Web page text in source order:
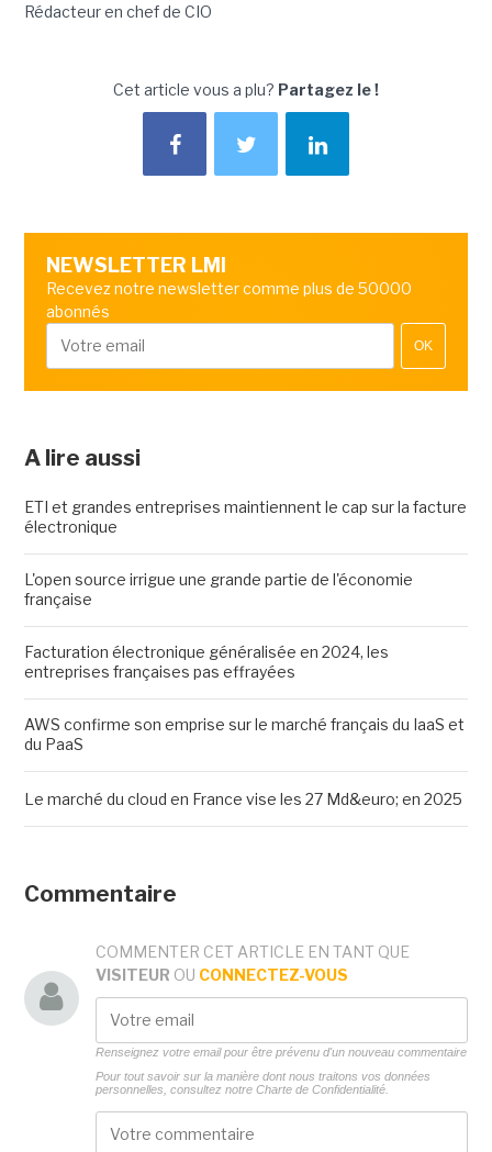
Rédacteur en chef de CIO
Cet article vous a plu? Partagez le !
NEWSLETTER LMI
Recevez notre newsletter comme plus de 50000
abonnés
OK
A lire aussi
ETI et grandes entreprises maintiennent le cap sur la facture
électronique
L'open source irrigue une grande partie de l'économie
française
Facturation électronique généralisée en 2024, les
entreprises françaises pas effrayées
AWS confirme son emprise sur le marché français du IaaS et
du PaaS
Le marché du cloud en France vise les 27 Md&euro; en 2025
Commentaire
COMMENTER CET ARTICLE EN TANT QUE
VISITEUR OU CONNECTEZ-VOUS
Renseignez votre email pour être prévenu d'un nouveau commentaire
Pour tout savoir sur la manière dont nous traitons vos données
personnelles, consultez notre Charte de Confidentialité.